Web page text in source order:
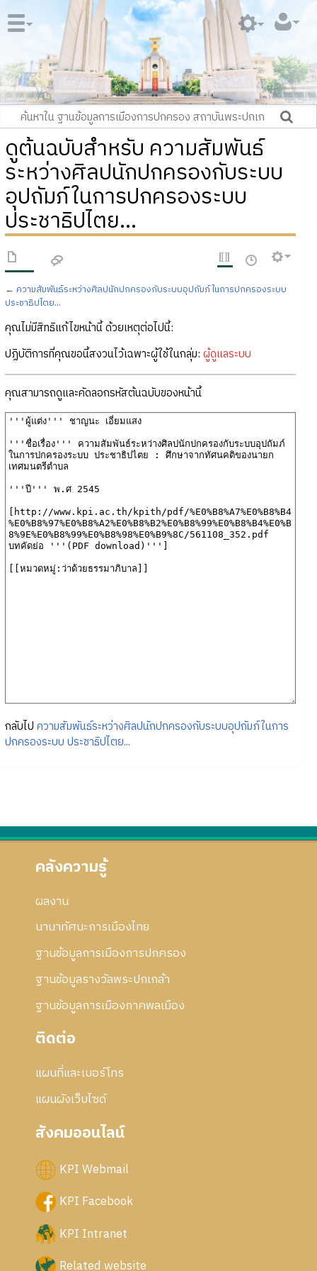
ดูต้นฉบับสำหรับ ความสัมพันธ์
ระหว่างศิลปนักปกครองกับระบบ
อุปถัมภ์ในการปกครองระบบ
ประชาธิปไตย...
← ความสัมพันธ์ระหว่างศิลปนักปกครองกับระบบอุปถัมภ์ในการปกครองระบบ
ประชาธิปไตย...
คุณไม่มีสิทธิแก้ไขหน้านี้ ด้วยเหตุต่อไปนี้:
ปฏิบัติการที่คุณขอนี้สงวนไว้เฉพาะผู้ใช้ในกลุ่ม: ผู้ดูแลระบบ
คุณสามารถดูและคัดลอกรหัสต้นฉบับของหน้านี้
กลับไป ความสัมพันธ์ระหว่างศิลปนักปกครองกับระบบอุปถัมภ์ในการ
ปกครองระบบ ประชาธิปไตย...
คลังความรู้
ผลงาน
นานาทัศนะการเมืองไทย
ฐานข้อมูลการเมืองการปกครอง
ฐานข้อมูลรางวัลพระปกเกล้า
ฐานข้อมูลการเมืองภาคพลเมือง
ติดต่อ
แผนที่และเบอร์โทร
แผนผังเว็บไซด์
สังคมออนไลน์
KPI Webmail
KPI Facebook
KPI Intranet
Related website